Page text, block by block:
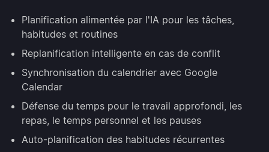
Planification alimentée par l'IA pour les tâches,
habitudes et routines
Replanification intelligente en cas de conflit
Synchronisation du calendrier avec Google
Calendar
Défense du temps pour le travail approfondi, les
repas, le temps personnel et les pauses
Auto-planification des habitudes récurrentes